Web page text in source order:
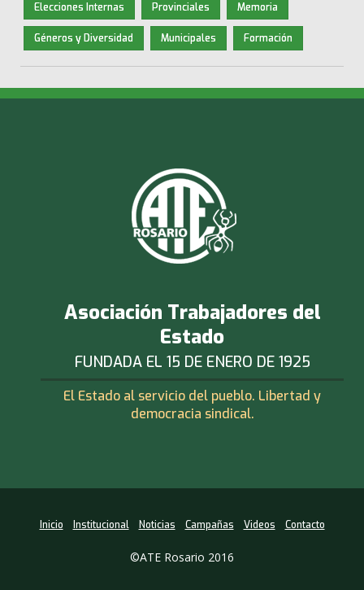
Elecciones Internas Provinciales Memoria
Géneros y Diversidad Municipales Formación
Asociación Trabajadores del
Estado
FUNDADA EL 15 DE ENERO DE 1925
El Estado al servicio del pueblo. Libertad y
democracia sindical.
Inicio Institucional Noticias Campañas Videos Contacto
©ATE Rosario 2016